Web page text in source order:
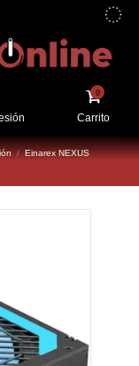
0
Carrito
Einarex NEXUS